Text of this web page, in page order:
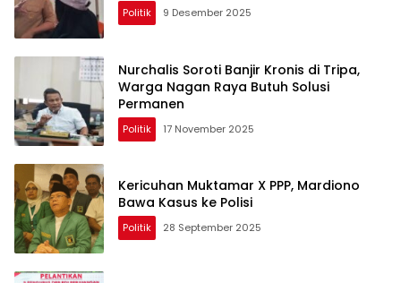
Politik 9 Desember 2025
Nurchalis Soroti Banjir Kronis di Tripa,
Warga Nagan Raya Butuh Solusi
Permanen
Politik 17 November 2025
Kericuhan Muktamar X PPP, Mardiono
Bawa Kasus ke Polisi
Politik 28 September 2025